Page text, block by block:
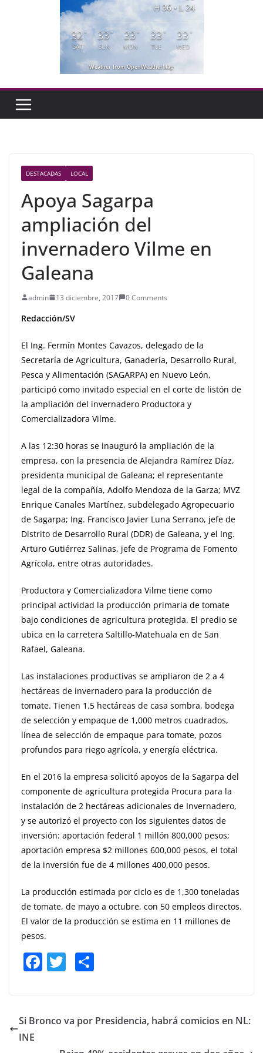
H 36 • L 24
32°
SAT
33°
SUN
33°
MON
33°
TUE
33°
WED
Weather from OpenWeatherMap
DESTACADAS LOCAL
Apoya Sagarpa
ampliación del
invernadero Vilme en
Galeana
admin 13 diciembre, 2017 0 Comments
Redacción/SV
El Ing. Fermín Montes Cavazos, delegado de la
Secretaría de Agricultura, Ganadería, Desarrollo Rural,
Pesca y Alimentación (SAGARPA) en Nuevo León,
participó como invitado especial en el corte de listón de
la ampliación del invernadero Productora y
Comercializadora Vilme.
A las 12:30 horas se inauguró la ampliación de la
empresa, con la presencia de Alejandra Ramírez Díaz,
presidenta municipal de Galeana; el representante
legal de la compañía, Adolfo Mendoza de la Garza; MVZ
Enrique Canales Martínez, subdelegado Agropecuario
de Sagarpa; Ing. Francisco Javier Luna Serrano, jefe de
Distrito de Desarrollo Rural (DDR) de Galeana, y el Ing.
Arturo Gutiérrez Salinas, jefe de Programa de Fomento
Agrícola, entre otras autoridades.
Productora y Comercializadora Vilme tiene como
principal actividad la producción primaria de tomate
bajo condiciones de agricultura protegida. El predio se
ubica en la carretera Saltillo-Matehuala en de San
Rafael, Galeana.
Las instalaciones productivas se ampliaron de 2 a 4
hectáreas de invernadero para la producción de
tomate. Tienen 1.5 hectáreas de casa sombra, bodega
de selección y empaque de 1,000 metros cuadrados,
línea de selección de empaque para tomate, pozos
profundos para riego agrícola, y energía eléctrica.
En el 2016 la empresa solicitó apoyos de la Sagarpa del
componente de agricultura protegida Procura para la
instalación de 2 hectáreas adicionales de Invernadero,
y se autorizó el proyecto con los siguientes datos de
inversión: aportación federal 1 millón 800,000 pesos;
aportación empresa $2 millones 600,000 pesos, el total
de la inversión fue de 4 millones 400,000 pesos.
La producción estimada por ciclo es de 1,300 toneladas
de tomate, de mayo a octubre, con 50 empleos directos.
El valor de la producción se estima en 11 millones de
pesos.
F
e
T
er e
Si Bronco va por Presidencia, habrá comicios en NL:
INE